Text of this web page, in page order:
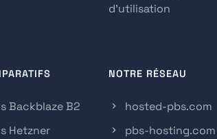
d'utilisation
Backblaze B2
Hetzner
NOTRE RÉSEAU
hosted-pbs.com
pbs-hosting.com